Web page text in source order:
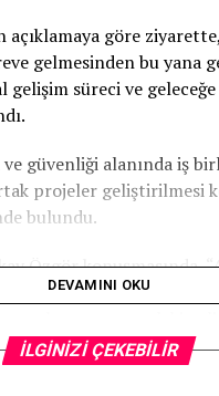
açıklamaya göre
gelmesinden bu yana
süreci ve
ve güvenliği alanında iş
projeler geliştirilmesi
bulundu.
Özgör konuşmasında,
ve güvenliği kültürünü
atmaktır” dedi.
DEVAMINI OKU
İLGİNİZİ ÇEKEBİLİR